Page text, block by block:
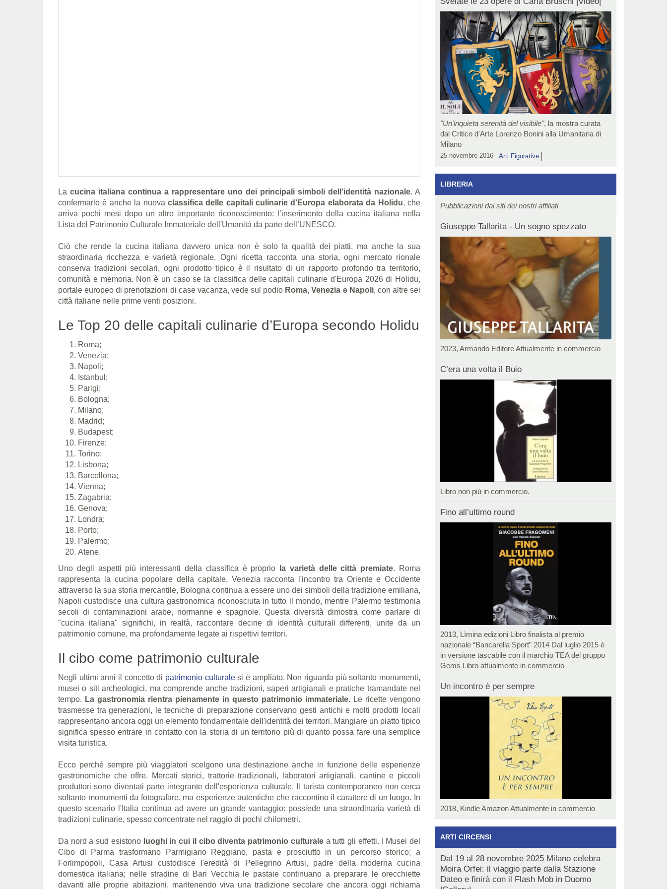
La cucina italiana continua a rappresentare uno dei principali simboli dell'identità nazionale. A
confermarlo è anche la nuova classifica delle capitali culinarie d'Europa elaborata da Holidu, che
arriva pochi mesi dopo un altro importante riconoscimento: l’inserimento della cucina italiana nella
Lista del Patrimonio Culturale Immateriale dell'Umanità da parte dell’UNESCO.
Ciò che rende la cucina italiana davvero unica non è solo la qualità dei piatti, ma anche la sua
straordinaria ricchezza e varietà regionale. Ogni ricetta racconta una storia, ogni mercato rionale
conserva tradizioni secolari, ogni prodotto tipico è il risultato di un rapporto profondo tra territorio,
comunità e memoria. Non è un caso se la classifica delle capitali culinarie d'Europa 2026 di Holidu,
portale europeo di prenotazioni di case vacanza, vede sul podio Roma, Venezia e Napoli, con altre sei
città italiane nelle prime venti posizioni.
Le Top 20 delle capitali culinarie d’Europa secondo Holidu
Roma;
Venezia;
Napoli;
Istanbul;
Parigi;
Bologna;
Milano;
Madrid;
Budapest;
Firenze;
Torino;
Lisbona;
Barcellona;
Vienna;
Zagabria;
Genova;
Londra;
Porto;
Palermo;
Atene.
Uno degli aspetti più interessanti della classifica è proprio
la varietà delle città premiate. Roma
rappresenta la cucina popolare della capitale, Venezia racconta l'incontro tra Oriente e Occidente
attraverso la sua storia mercantile, Bologna continua a essere uno dei simboli della tradizione emiliana,
Napoli custodisce una cultura gastronomica riconosciuta in tutto il mondo, mentre Palermo testimonia
secoli di contaminazioni arabe, normanne e spagnole. Questa diversità dimostra come parlare di
"cucina italiana" significhi, in realtà, raccontare decine di identità culturali differenti, unite da un
patrimonio comune, ma profondamente legate ai rispettivi territori.
Il cibo come patrimonio culturale
Negli ultimi anni il concetto di patrimonio culturalesi è ampliato. Non riguarda più soltanto monumenti,
musei o siti archeologici, ma comprende anche tradizioni, saperi artigianali e pratiche tramandate nel
tempo. La gastronomia rientra pienamente in questo patrimonio immateriale. Le ricette vengono
trasmesse tra generazioni, le tecniche di preparazione conservano gesti antichi e molti prodotti locali
rappresentano ancora oggi un elemento fondamentale dell'identità dei territori. Mangiare un piatto tipico
significa spesso entrare in contatto con la storia di un territorio più di quanto possa fare una semplice
visita turistica.
Ecco perché sempre più viaggiatori scelgono una destinazione anche in funzione delle esperienze
gastronomiche che offre. Mercati storici, trattorie tradizionali, laboratori artigianali, cantine e piccoli
produttori sono diventati parte integrante dell'esperienza culturale. Il turista contemporaneo non cerca
soltanto monumenti da fotografare, ma esperienze autentiche che raccontino il carattere di un luogo. In
questo scenario l'Italia continua ad avere un grande vantaggio: possiede una straordinaria varietà di
tradizioni culinarie, spesso concentrate nel raggio di pochi chilometri.
Da nord a sud esistono luoghi in cui il cibo diventa patrimonio culturalea tutti gli effetti. I Musei del
Cibo di Parma trasformano Parmigiano Reggiano, pasta e prosciutto in un percorso storico; a
Forlimpopoli, Casa Artusi custodisce l'eredità di Pellegrino Artusi, padre della moderna cucina
domestica italiana; nelle stradine di Bari Vecchia le pastaie continuano a preparare le orecchiette
davanti alle proprie abitazioni, mantenendo viva una tradizione secolare che ancora oggi richiama
"Un'inquieta serenità del visibile", la mostra curata
dal Critico d'Arte Lorenzo Bonini alla Umanitaria di
Milano
25 novembre 2016 Arti Figurative
LIBRERIA
Pubblicazioni dai siti dei nostri affiliati
Giuseppe Tallarita - Un sogno spezzato
2023, Armando Editore Attualmente in commercio
C’era una volta il Buio
Libro non più in commercio.
Fino all’ultimo round
2013, Lìmina edizioni Libro finalista al premio
nazionale “Bancarella Sport” 2014 Dal luglio 2015 è
in versione tascabile con il marchio TEA del gruppo
Gems Libro attualmente in commercio
Un incontro è per sempre
2018, Kindle Amazon Attualmente in commercio
ARTI CIRCENSI
Dal 19 al 28 novembre 2025 Milano celebra
Moira Orfei: il viaggio parte dalla Stazione
Dateo e finirà con il Flash Mob in Duomo